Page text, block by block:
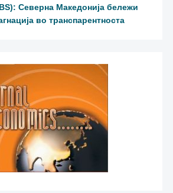
Северна Македонија бележи
во транспарентноста